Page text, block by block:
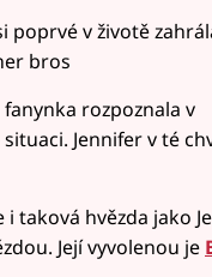
poprvé v životě
bros
rozpoznala v
Jennifer v té
i taková hvězda jako
Její vyvolenou je